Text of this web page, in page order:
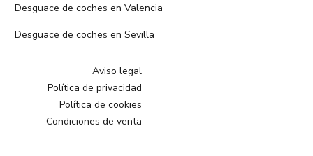
Desguace de coches en Valencia
Desguace de coches en Sevilla
Aviso legal
Política de privacidad
Política de cookies
Condiciones de venta